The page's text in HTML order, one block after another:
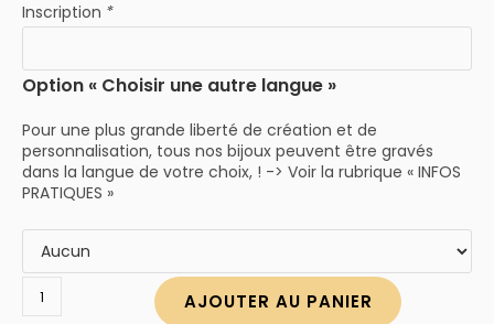
Inscription *
Option « Choisir une autre langue »
Pour une plus grande liberté de création et de
personnalisation, tous nos bijoux peuvent être gravés
dans la langue de votre choix, ! -> Voir la rubrique « INFOS
PRATIQUES »
AJOUTER AU PANIER